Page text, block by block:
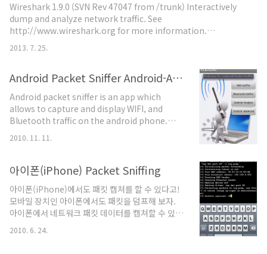
Wireshark 1.9.0 (SVN Rev 47047 from /trunk) Interactively
dump and analyze network traffic. See
http://www.wireshark.org for more information.
Copyright 1998-2013 Gerald Combs and contributors. This
is free software; see the source for copying conditions.
There is NO warranty; not even for MERCHANTABILITY or
FITNESS FOR A PARTICULAR PURPOSE. Usage: wireshark
[options] ... [ ] Capture interface: ..
2013. 7. 25.
Android Packet Sniffer Android-Arts
Android packet sniffer is an app which
allows to capture and display WIFI, and
Bluetooth traffic on the android phone.
This APP is for ROOTED PHONES ONLY. You
have to be root on your phone, and have
process: This app is based on the tcpdump
package therefor it have to be installed
manually. 1. Download and Install
PacketSniffer App from the market or from
..
2010. 11. 11.
아이폰(iPhone) Packet Sniffing
아이폰(iPhone)에서도 패킷 캡쳐를 할 수 있다고!
모바일 장치인 아이폰에서도 패킷을 덤프해 보자.
아이폰에서 네트워크 패킷 데이터를 캡쳐할 수 있는
도구를 하나 소개하고자 한다. Pirni 라고 패킷 데이
터를 덤프하여 파일로 저장해 주는 역할을 해 준다.
2010. 6. 24.